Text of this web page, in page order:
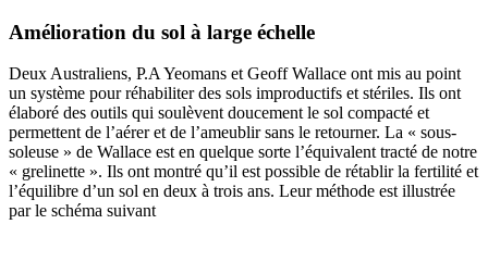
Amélioration du sol à large échelle
Deux Australiens, P.A Yeomans et Geoff Wallace ont mis au point
un système pour réhabiliter des sols improductifs et stériles. Ils ont
élaboré des outils qui soulèvent doucement le sol compacté et
permettent de l’aérer et de l’ameublir sans le retourner. La « sous-
soleuse » de Wallace est en quelque sorte l’équivalent tracté de notre
« grelinette ». Ils ont montré qu’il est possible de rétablir la fertilité et
l’équilibre d’un sol en deux à trois ans. Leur méthode est illustrée
par le schéma suivant